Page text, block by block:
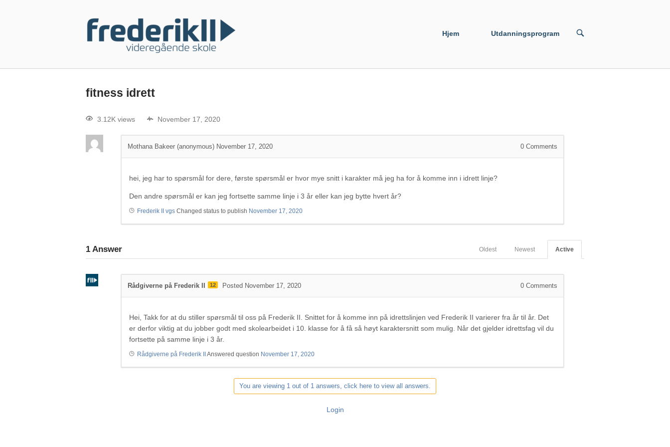
Hjem Utdanningsprogram
fitness idrett
3.12K views November 17, 2020
Mothana Bakeer (anonymous) November 17, 2020 0 Comments
hei, jeg har to spørsmål for dere, første spørsmål er hvor mye snitt i karakter må jeg ha for å komme inn i idrett linje?
Den andre spørsmål er kan jeg fortsette samme linje i 3 år eller kan jeg bytte hvert år?
Frederik II vgs Changed status to publish November 17, 2020
1 Answer Active
Newest
Oldest
Rådgiverne på Frederik II 12 Posted November 17, 2020 0 Comments
Hei, Takk for at du stiller spørsmål til oss på Frederik II. Snittet for å komme inn på idrettslinjen ved Frederik II varierer fra år til år. Det
er derfor viktig at du jobber godt med skolearbeidet i 10. klasse for å få så høyt karaktersnitt som mulig. Når det gjelder idrettsfag vil du
fortsette på samme linje i 3 år.
Rådgiverne på Frederik II Answered question November 17, 2020
You are viewing 1 out of 1 answers, click here to view all answers.
Login